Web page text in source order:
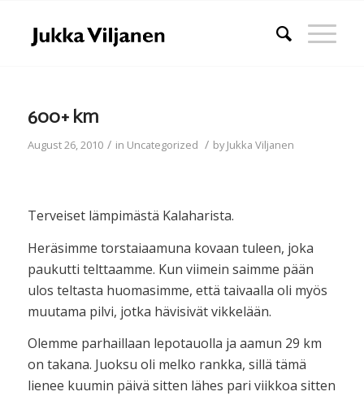
600+ km
August 26, 2010 / in Uncategorized / byJukka Viljanen
Terveiset lämpimästä Kalaharista.
Heräsimme torstaiaamuna kovaan tuleen, joka
paukutti telttaamme. Kun viimein saimme pään
ulos teltasta huomasimme, että taivaalla oli myös
muutama pilvi, jotka hävisivät vikkelään.
Olemme parhaillaan lepotauolla ja aamun 29 km
on takana. Juoksu oli melko rankka, sillä tämä
lienee kuumin päivä sitten lähes pari viikkoa sitten